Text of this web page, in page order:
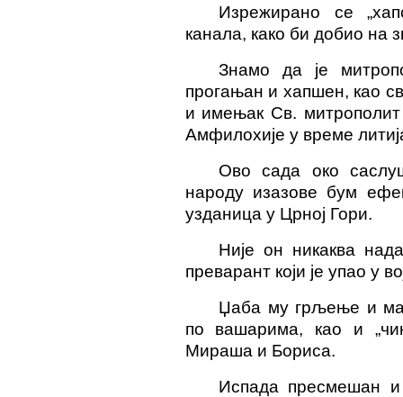
Изрежирано се
канала, како би добио на
Знамо да је
прогањан и хапшен, као
и имењак Св.
Амфилохије у време
Ово сада око
народу изазове бум
узданица у Црној Гори.
Није он никаква
преварант који је упао у
Џаба му грљење и
по вашарима, као и
Мираша и Бориса.
Испада пресмешан